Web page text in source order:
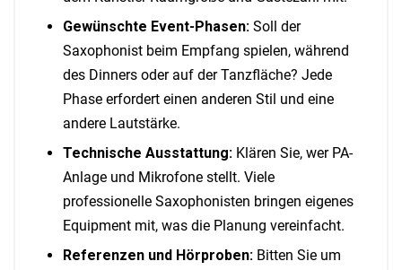
Gewünschte Event-Phasen: Soll der
Saxophonist beim Empfang spielen, während
des Dinners oder auf der Tanzfläche? Jede
Phase erfordert einen anderen Stil und eine
andere Lautstärke.
Technische Ausstattung: Klären Sie, wer PA-
Anlage und Mikrofone stellt. Viele
professionelle Saxophonisten bringen eigenes
Equipment mit, was die Planung vereinfacht.
Referenzen und Hörproben: Bitten Sie um